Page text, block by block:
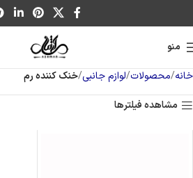
منو
خانه محصولات لوازم جانبی خنک کننده رم
مشاهده فیلترها